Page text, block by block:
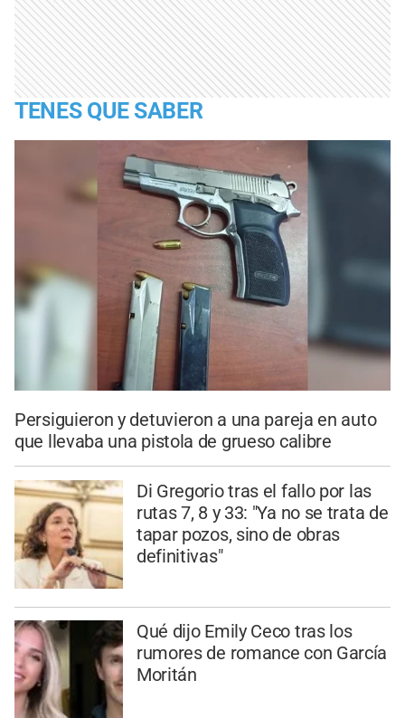
TENES QUE SABER
Persiguieron y detuvieron a una pareja en auto
que llevaba una pistola de grueso calibre
Di Gregorio tras el fallo por las
rutas 7, 8 y 33: "Ya no se trata de
tapar pozos, sino de obras
definitivas"
Qué dijo Emily Ceco tras los
rumores de romance con García
Moritán